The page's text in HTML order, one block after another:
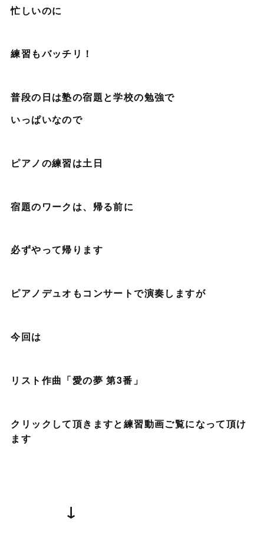
忙しいのに
練習もバッチリ！
普段の日は塾の宿題と学校の勉強で
いっぱいなので
ピアノの練習は土日
宿題のワークは、帰る前に
必ずやって帰ります
ピアノデュオもコンサートで演奏しますが
今回は
リスト作曲「愛の夢 第3番」
クリックして頂きますと練習動画ご覧になって頂け
ます
↓